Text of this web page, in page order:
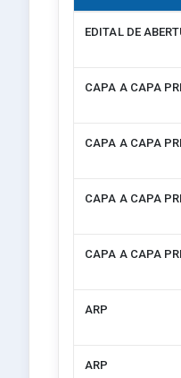
EDITAL DE
CAPA A CAPA
CAPA A CAPA
CAPA A CAPA
CAPA A CAPA
ARP
ARP